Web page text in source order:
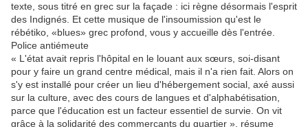
texte, sous titré en grec sur la façade : ici règne désormais l'esprit
des Indignés. Et cette musique de l'insoumission qu'est le
rébétiko, «blues» grec profond, vous y accueille dès l'entrée.
Police antiémeute
« L'état avait repris l'hôpital en le louant aux sœurs, soi-disant
pour y faire un grand centre médical, mais il n'a rien fait. Alors on
s'y est installé pour créer un lieu d'hébergement social, axé aussi
sur la culture, avec des cours de langues et d'alphabétisation,
parce que l'éducation est un facteur essentiel de survie. On vit
grâce à la solidarité des commerçants du quartier », résume